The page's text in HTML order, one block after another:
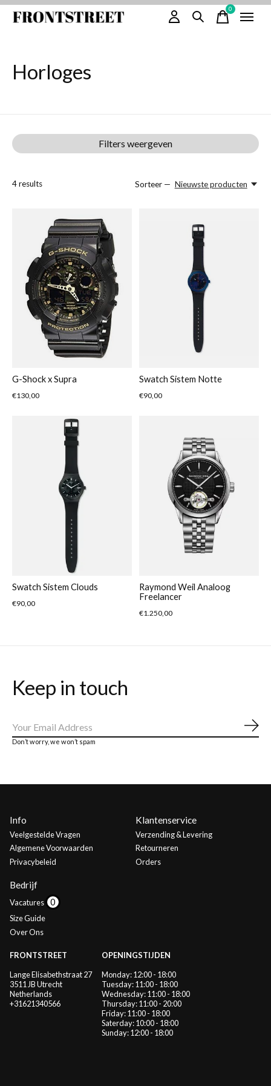
0items
Horloges
Filters weergeven
4results Sorteer — Nieuwste producten
G-Shock x Supra
€130,00
Swatch Sistem Notte
€90,00
Swatch Sistem Clouds
€90,00
Raymond Weil Analoog
Freelancer
€1.250,00
Keep in touch
Don’t worry, we won’t spam
Info
Veelgestelde Vragen
Algemene Voorwaarden
Privacybeleid
Klantenservice
Verzending & Levering
Retourneren
Orders
Bedrijf
Vacatures
Size Guide
Over Ons
FRONTSTREET
Lange Elisabethstraat 27
3511 JB Utrecht
Netherlands
+31621340566
OPENINGSTIJDEN
Monday: 12:00 - 18:00
Tuesday: 11:00 - 18:00
Wednesday: 11:00 - 18:00
Thursday: 11:00 - 20:00
Friday: 11:00 - 18:00
Saterday: 10:00 - 18:00
Sunday: 12:00 - 18:00